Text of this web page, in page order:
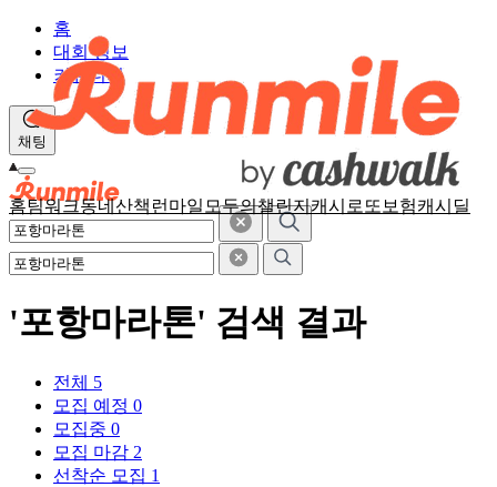
홈팀워크동네산책 런마일 모두의챌린지캐시로또 보험캐시딜
홈
대회 정보
커뮤니티
채팅
'포항마라톤' 검색 결과
전체 5
모집 예정 0
모집중 0
모집 마감 2
선착순 모집 1